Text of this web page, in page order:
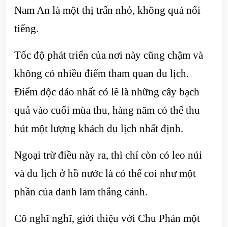
Nam An là một thị trấn nhỏ, không quá nổi
tiếng.
Tốc độ phát triển của nơi này cũng chậm và
không có nhiều điểm tham quan du lịch.
Điểm độc đáo nhất có lẽ là những cây bạch
quả vào cuối mùa thu, hàng năm có thể thu
hút một lượng khách du lịch nhất định.
Ngoại trừ điều này ra, thì chỉ còn có leo núi
và du lịch ở hồ nước là có thể coi như một
phần của danh lam thắng cảnh.
Cô nghĩ nghĩ, giới thiệu với Chu Phán một